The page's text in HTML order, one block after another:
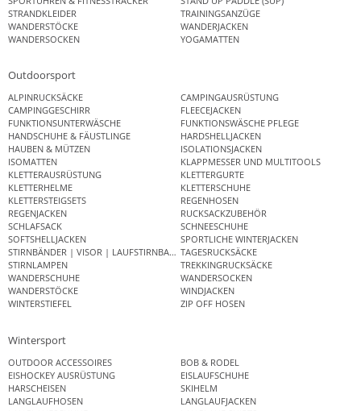
STRANDKLEIDER
TRAININGSANZÜGE
WANDERSTÖCKE
WANDERJACKEN
WANDERSOCKEN
YOGAMATTEN
Outdoorsport
ALPINRUCKSÄCKE
CAMPINGAUSRÜSTUNG
CAMPINGGESCHIRR
FLEECEJACKEN
FUNKTIONSUNTERWÄSCHE
FUNKTIONSWÄSCHE PFLEGE
HANDSCHUHE & FÄUSTLINGE
HARDSHELLJACKEN
HAUBEN & MÜTZEN
ISOLATIONSJACKEN
ISOMATTEN
KLAPPMESSER UND MULTITOOLS
KLETTERAUSRÜSTUNG
KLETTERGURTE
KLETTERHELME
KLETTERSCHUHE
KLETTERSTEIGSETS
REGENHOSEN
REGENJACKEN
RUCKSACKZUBEHÖR
SCHLAFSACK
SCHNEESCHUHE
SOFTSHELLJACKEN
SPORTLICHE WINTERJACKEN
STIRNBÄNDER | VISOR | LAUFSTIRNBANDTAGESRUCKSÄCKE
STIRNLAMPEN
TREKKINGRUCKSÄCKE
WANDERSCHUHE
WANDERSOCKEN
WANDERSTÖCKE
WINDJACKEN
WINTERSTIEFEL
ZIP OFF HOSEN
Wintersport
OUTDOOR ACCESSOIRES
BOB & RODEL
EISHOCKEY AUSRÜSTUNG
EISLAUFSCHUHE
HARSCHEISEN
SKIHELM
LANGLAUFHOSEN
LANGLAUFJACKEN